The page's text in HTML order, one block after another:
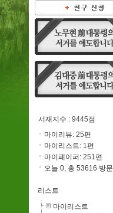
서재지수 : 9445점
마이리뷰: 25편
마이리스트: 1 편
마이페이퍼: 251 편
오늘 0, 총 53616 방문
리스트
마이리스트